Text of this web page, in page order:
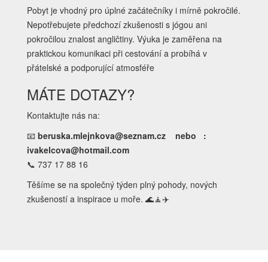
Pobyt je vhodný pro úplné začátečníky i mírně pokročilé.
Nepotřebujete předchozí zkušenosti s jógou ani
pokročilou znalost angličtiny. Výuka je zaměřena na
praktickou komunikaci při cestování a probíhá v
přátelské a podporující atmosféře
MÁTE DOTAZY?
Kontaktujte nás na:
📧 beruska.mlejnkova@seznam.cz nebo :
ivakelcova@hotmail.com
📞 737 17 88 16
Těšíme se na společný týden plný pohody, nových
zkušeností a inspirace u moře. 🌊🧘✈️